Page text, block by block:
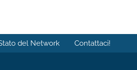
del Network Contattaci!